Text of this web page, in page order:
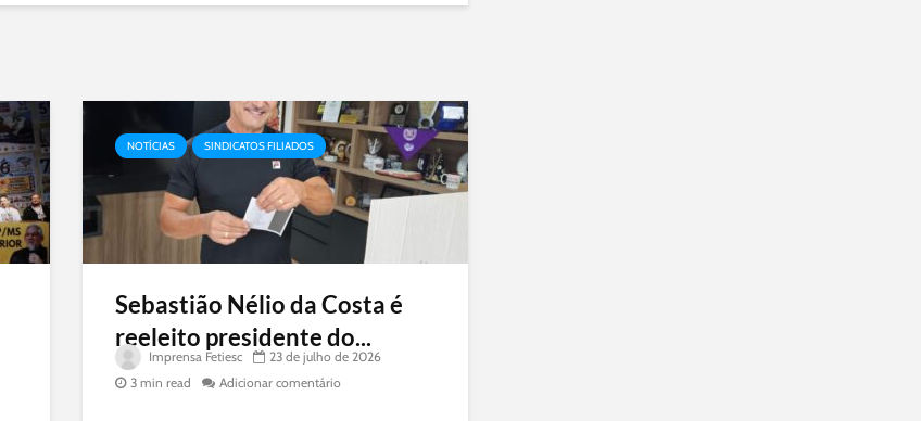
NOTÍCIAS SINDICATOS FILIADOS
Sebastião Nélio da Costa é
reeleito presidente do...
Imprensa Fetiesc
23 de julho de 2026
3 min read
Adicionar comentário